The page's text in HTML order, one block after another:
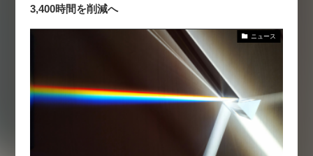
3,400時間を削減へ
ニュース